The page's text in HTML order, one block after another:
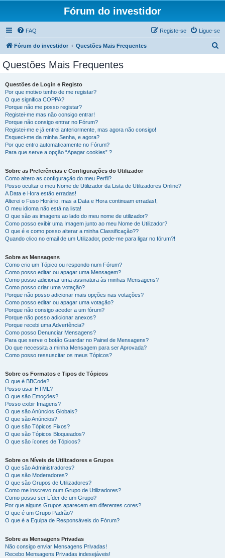
Fórum do investidor
FAQ Ligue-se
Registe-se
Fórum do investidor Questões Mais Frequentes
Questões Mais Frequentes
Questões de Login e Registo
Por que motivo tenho de me registar?
O que significa COPPA?
Porque não me posso registar?
Registei-me mas não consigo entrar!
Porque não consigo entrar no Fórum?
Registei-me e já entrei anteriormente, mas agora não consigo!
Esqueci-me da minha Senha, e agora?
Por que entro automaticamente no Fórum?
Para que serve a opção “Apagar cookies” ?
Sobre as Preferências e Configurações do Utilizador
Como altero as configuração do meu Perfil?
Posso ocultar o meu Nome de Utilizador da Lista de Utilizadores Online?
A Data e Hora estão erradas!
Alterei o Fuso Horário, mas a Data e Hora continuam erradas!,
O meu idioma não está na lista!
O que são as imagens ao lado do meu nome de utilizador?
Como posso exibir uma Imagem junto ao meu Nome de Utilizador?
O que é e como posso alterar a minha Classificação??
Quando clico no email de um Utilizador, pede-me para ligar no fórum?!
Sobre as Mensagens
Como crio um Tópico ou respondo num Fórum?
Como posso editar ou apagar uma Mensagem?
Como posso adicionar uma assinatura às minhas Mensagens?
Como posso criar uma votação?
Porque não posso adicionar mais opções nas votações?
Como posso editar ou apagar uma votação?
Porque não consigo aceder a um fórum?
Porque não posso adicionar anexos?
Porque recebi uma Advertência?
Como posso Denunciar Mensagens?
Para que serve o botão Guardar no Painel de Mensagens?
Do que necessita a minha Mensagem para ser Aprovada?
Como posso ressuscitar os meus Tópicos?
Sobre os Formatos e Tipos de Tópicos
O que é BBCode?
Posso usar HTML?
O que são Emoções?
Posso exibir Imagens?
O que são Anúncios Globais?
O que são Anúncios?
O que são Tópicos Fixos?
O que são Tópicos Bloqueados?
O que são ícones de Tópicos?
Sobre os Níveis de Utilizadores e Grupos
O que são Administradores?
O que são Moderadores?
O que são Grupos de Utilizadores?
Como me inscrevo num Grupo de Utilizadores?
Como posso ser Líder de um Grupo?
Por que alguns Grupos aparecem em diferentes cores?
O que é um Grupo Padrão?
O que é a Equipa de Responsáveis do Fórum?
Sobre as Mensagens Privadas
Não consigo enviar Mensagens Privadas!
Recebo Mensagens Privadas indesejáveis!